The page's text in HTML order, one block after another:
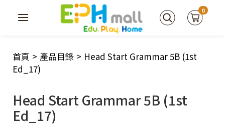
0
首頁 > 產品目錄 > Head Start Grammar 5B (1st
Ed_17)
Head Start Grammar 5B (1st
Ed_17)